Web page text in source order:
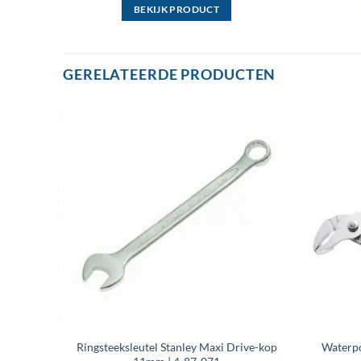
BEKIJK PRODUCT
heeft
gekozen
worden
op
GERELATEERDE PRODUCTEN
Ringsteeksleutel Stanley Maxi Drive-kop